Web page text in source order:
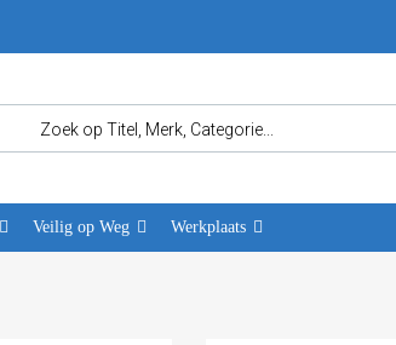
Veilig op Weg Werkplaats